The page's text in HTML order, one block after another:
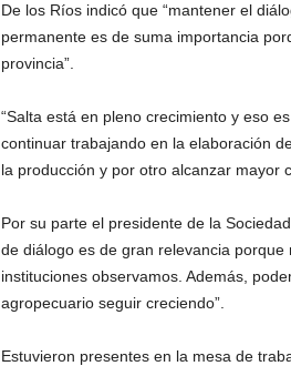
De los Ríos indicó que “mantener el
permanente es de suma importancia
provincia”.
“Salta está en pleno crecimiento y eso
continuar trabajando en la elaboración
la producción y por otro alcanzar mayor
Por su parte el presidente de la
de diálogo es de gran relevancia
instituciones observamos. Además,
agropecuario seguir creciendo”.
Estuvieron presentes en la mesa de